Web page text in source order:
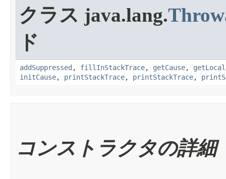
クラス java.lang.
ド
addSuppressed , fillInStackTrace, getCause,
initCause, printStackTrace, printStackTrace,
コンストラクタの詳細